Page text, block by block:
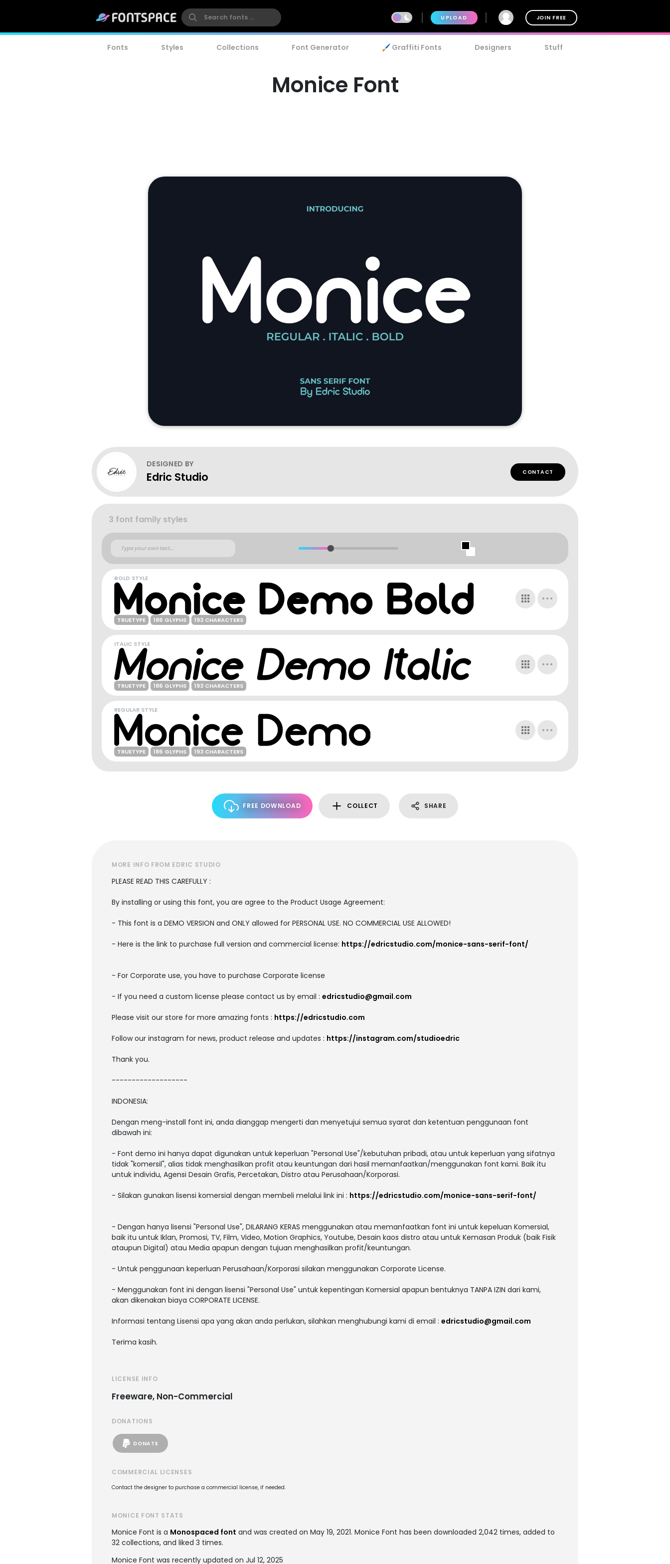
UPLOAD JOIN FREE
Fonts Styles Collections Font Generator 🖌️ Graffiti Fonts Designers Stuff
Monice Font
DESIGNED BY
Edric Studio CONTACT
3 font family styles
BOLD STYLE
TRUETYPE 186 GLYPHS 193 CHARACTERS
ITALIC STYLE
TRUETYPE 186 GLYPHS 193 CHARACTERS
REGULAR STYLE
TRUETYPE 186 GLYPHS 193 CHARACTERS
FREE DOWNLOAD COLLECT SHARE
MORE INFO FROM EDRIC STUDIO
PLEASE READ THIS CAREFULLY :
By installing or using this font, you are agree to the Product Usage Agreement:
- This font is a DEMO VERSION and ONLY allowed for PERSONAL USE. NO COMMERCIAL USE ALLOWED!
- Here is the link to purchase full version and commercial license: https://edricstudio.com/monice-sans-serif-font/
- For Corporate use, you have to purchase Corporate license
- If you need a custom license please contact us by email : edricstudio@gmail.com
Please visit our store for more amazing fonts : https://edricstudio.com
Follow our instagram for news, product release and updates : https://instagram.com/studioedric
Thank you.
-------------------
INDONESIA:
Dengan meng-install font ini, anda dianggap mengerti dan menyetujui semua syarat dan ketentuan penggunaan font
dibawah ini:
- Font demo ini hanya dapat digunakan untuk keperluan "Personal Use"/kebutuhan pribadi, atau untuk keperluan yang sifatnya
tidak "komersil", alias tidak menghasilkan profit atau keuntungan dari hasil memanfaatkan/menggunakan font kami. Baik itu
untuk individu, Agensi Desain Grafis, Percetakan, Distro atau Perusahaan/Korporasi.
- Silakan gunakan lisensi komersial dengan membeli melalui link ini : https://edricstudio.com/monice-sans-serif-font/
- Dengan hanya lisensi "Personal Use", DILARANG KERAS menggunakan atau memanfaatkan font ini untuk kepeluan Komersial,
baik itu untuk Iklan, Promosi, TV, Film, Video, Motion Graphics, Youtube, Desain kaos distro atau untuk Kemasan Produk (baik Fisik
ataupun Digital) atau Media apapun dengan tujuan menghasilkan profit/keuntungan.
- Untuk penggunaan keperluan Perusahaan/Korporasi silakan menggunakan Corporate License.
- Menggunakan font ini dengan lisensi "Personal Use" untuk kepentingan Komersial apapun bentuknya TANPA IZIN dari kami,
akan dikenakan biaya CORPORATE LICENSE.
Informasi tentang Lisensi apa yang akan anda perlukan, silahkan menghubungi kami di email : edricstudio@gmail.com
Terima kasih.
LICENSE INFO
Freeware, Non-Commercial
DONATIONS
DONATE
COMMERCIAL LICENSES
Contact the designer to purchase a commercial license, if needed.
MONICE FONT STATS
Monice Font is a Monospaced font and was created on May 19, 2021. Monice Font has been downloaded 2,042 times, added to
32 collections, and liked 3 times.
Monice Font was recently updated on Jul 12, 2025